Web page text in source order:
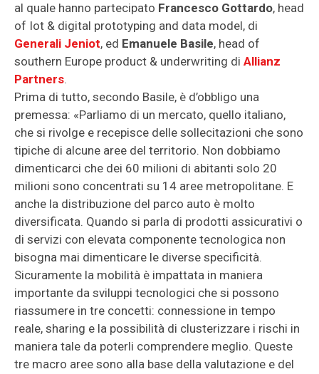
al quale hanno partecipato Francesco Gottardo, head
of Iot & digital prototyping and data model, di
Generali Jeniot, ed Emanuele Basile, head of
southern Europe product & underwriting di Allianz
Partners.
Prima di tutto, secondo Basile, è d’obbligo una
premessa: «Parliamo di un mercato, quello italiano,
che si rivolge e recepisce delle sollecitazioni che sono
tipiche di alcune aree del territorio. Non dobbiamo
dimenticarci che dei 60 milioni di abitanti solo 20
milioni sono concentrati su 14 aree metropolitane. E
anche la distribuzione del parco auto è molto
diversificata. Quando si parla di prodotti assicurativi o
di servizi con elevata componente tecnologica non
bisogna mai dimenticare le diverse specificità.
Sicuramente la mobilità è impattata in maniera
importante da sviluppi tecnologici che si possono
riassumere in tre concetti: connessione in tempo
reale, sharing e la possibilità di clusterizzare i rischi in
maniera tale da poterli comprendere meglio. Queste
tre macro aree sono alla base della valutazione e del